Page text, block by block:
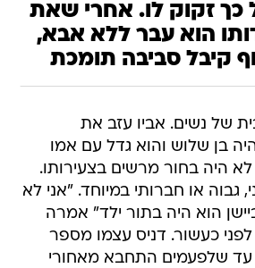
כך זקוק לו. אחרי שאת
הוא עבר ללא אבא,
קיבל סביבה תומכת
של נשים. אביו עזב את
בן שלוש והוא גדל עם אמו
לא היה בחור מרשים בצעירותו.
גבוה או חברותי במיוחד. "אני לא
הוא היה בתור ילד" אמרה
לפני כעשור. דניס עצמו מספר
עד שלפעמים התחבא מאחורי